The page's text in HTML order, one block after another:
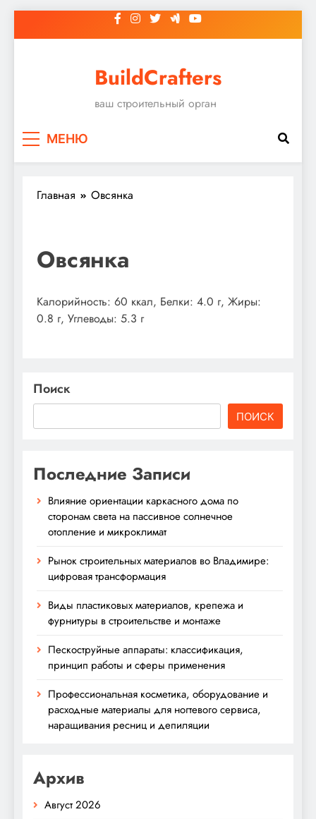
к
BuildCrafters
ваш строительный орган
МЕНЮ
Главная Овсянка
Овсянка
Калорийность: 60 ккал, Белки: 4.0 г, Жиры:
0.8 г, Углеводы: 5.3 г
Поиск
ПОИСК
Последние Записи
Влияние ориентации каркасного дома по
сторонам света на пассивное солнечное
отопление и микроклимат
Рынок строительных материалов во Владимире:
цифровая трансформация
Виды пластиковых материалов, крепежа и
фурнитуры в строительстве и монтаже
Пескоструйные аппараты: классификация,
принцип работы и сферы применения
Профессиональная косметика, оборудование и
расходные материалы для ногтевого сервиса,
наращивания ресниц и депиляции
Архив
Август 2026